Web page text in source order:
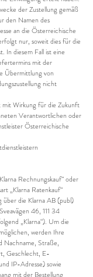
der Zustellung gemäß
den Namen des
an die Österreichische
nur, soweit dies für die
In diesem Fall ist eine
mit der
Übermittlung von
nicht
mit Wirkung für die Zukunft
Verantwortlichen oder
Österreichische
Rechnungskauf“ oder
„Klarna Ratenkauf“
über die Klarna AB (publ)
46, 111 34
„Klarna“). Um die
werden Ihre
Nachname, Straße,
Geschlecht, E-
IP-Adresse) sowie
mit der Bestellung